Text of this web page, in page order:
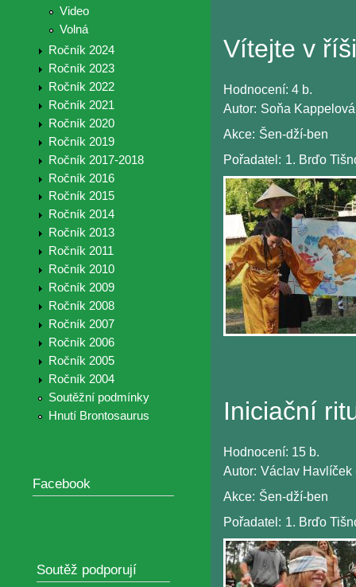
Video
Volná
Ročník 2024
Ročník 2023
Ročník 2022
Ročník 2021
Ročník 2020
Ročník 2019
Ročník 2017-2018
Ročník 2016
Ročník 2015
Ročník 2014
Ročník 2013
Ročník 2011
Ročník 2010
Ročník 2009
Ročník 2008
Ročník 2007
Ročník 2006
Ročník 2005
Ročník 2004
Soutěžní podmínky
Hnutí Brontosaurus
Facebook
Soutěž podporují
Vítejte v
Hodnocení: 4 b.
Autor: Soňa
Akce: Šen-dží-ben
Pořadatel: 1. Brďo
Iniciační
Hodnocení: 15 b.
Autor: Václav Havlíček
Akce: Šen-dží-ben
Pořadatel: 1. Brďo